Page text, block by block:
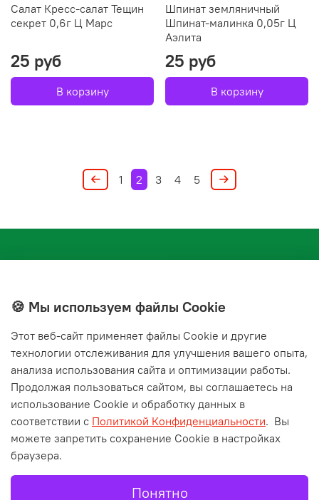
Салат Кресс-салат Тещин
секрет 0,6г Ц Марс
25 руб
В корзину
Шпинат земляничный
Шпинат-малинка 0,05г Ц
Аэлита
25 руб
В корзину
1 2 3 4 5
+7(843) 210-20-24
Мы в соц. сетях
🍪 Мы используем файлы Cookie
Этот веб‑сайт применяет файлы Cookie и другие
технологии отслеживания для улучшения вашего опыта,
анализа использования сайта и оптимизации работы.
Продолжая пользоваться сайтом, вы соглашаетесь на
использование Cookie и обработку данных в
соответствии с Политикой Конфиденциальности. Вы
можете запретить сохранение Cookie в настройках
браузера.
Понятно